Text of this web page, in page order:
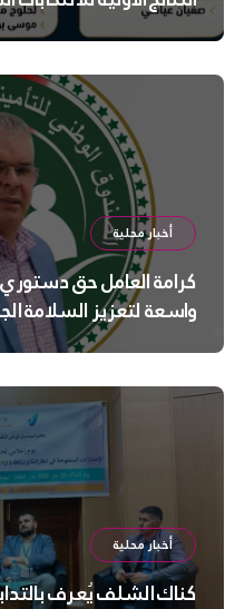
أخبار محلية
كرامة العامل حق
واسعة لتعزيز السلامة
أخبار محلية
كناك الشلف يُعرف